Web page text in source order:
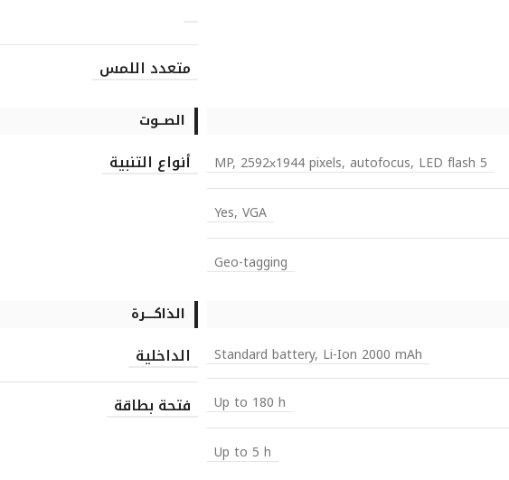
متعدد اللمس
5 MP, 2592х1944 pixels, autofocus, LED flash
Yes, VGA
Geo-tagging
الصـــوت
أنواع التنبية
Standard battery, Li-Ion 2000 mAh
Up to 180 h
Up to 5 h
الذاكـــــرة
الداخلية
فتحة بطاقة